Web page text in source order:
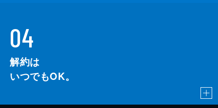
04
解約は
いつでもOK。